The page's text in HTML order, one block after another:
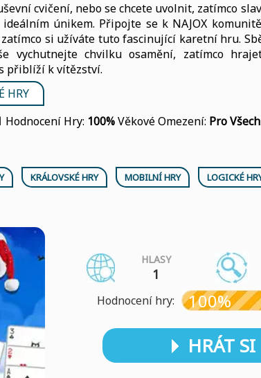
cvičení, nebo se chcete uvolnit, zatímco
únikem. Připojte se k NAJOX
si užíváte tuto fascinující karetní hru.
vychutnejte chvilku osamění, zatímco
přiblíží k vítězství.
HRY
Hodnocení Hry: 100%Věkové Omezení: Pro
KRÁLOVSKÉ HRY MOBILNÍ HRY LOGICKÉ
HLASY
1
Hodnocení hry: 100%
HRÁT SI